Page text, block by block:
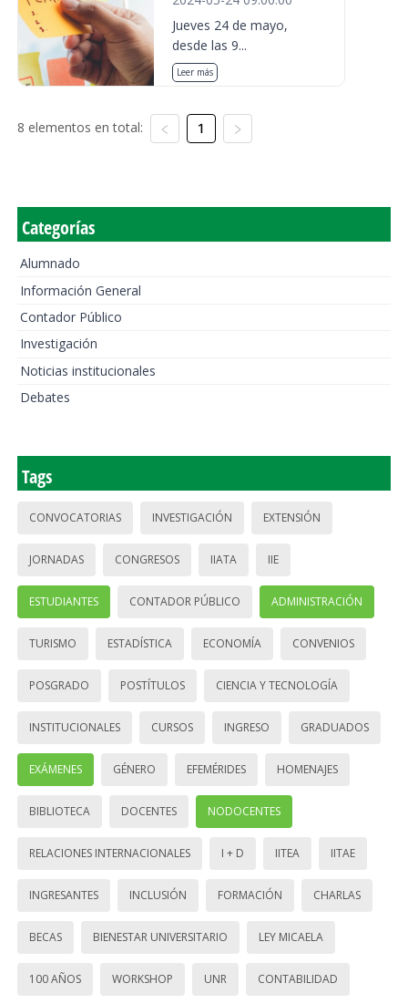
Jueves 24 de mayo,
desde las 9...
Leer más
8 elementos en total: 1
Categorías
Alumnado
Información General
Contador Público
Investigación
Noticias institucionales
Debates
Tags
CONVOCATORIAS INVESTIGACIÓN EXTENSIÓN
JORNADAS CONGRESOS IIATA IIE
ESTUDIANTES CONTADOR PÚBLICO ADMINISTRACIÓN
TURISMO ESTADÍSTICA ECONOMÍA CONVENIOS
POSGRADO POSTÍTULOS CIENCIA Y TECNOLOGÍA
INSTITUCIONALES CURSOS INGRESO GRADUADOS
EXÁMENES GÉNERO EFEMÉRIDES HOMENAJES
BIBLIOTECA DOCENTES NODOCENTES
RELACIONES INTERNACIONALES I + D IITEA IITAE
INGRESANTES INCLUSIÓN FORMACIÓN CHARLAS
BECAS BIENESTAR UNIVERSITARIO LEY MICAELA
100 AÑOS WORKSHOP UNR CONTABILIDAD